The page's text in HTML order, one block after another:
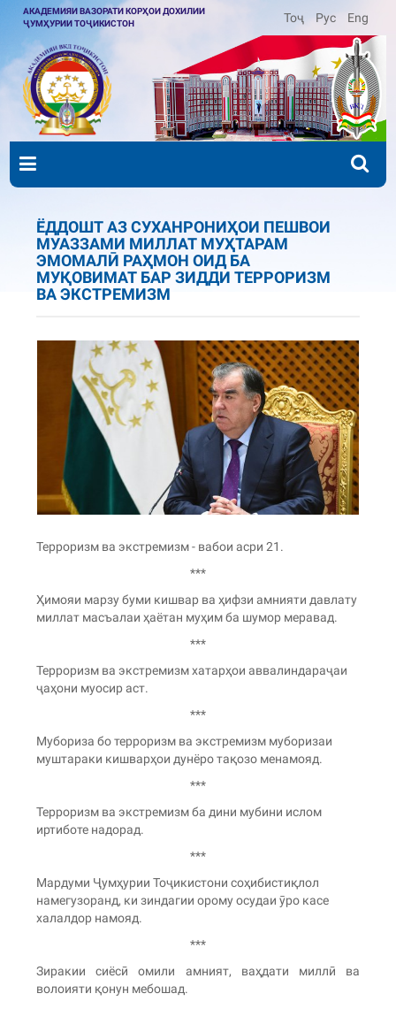
АКАДЕМИЯИ ВАЗОРАТИ КОРҲОИ ДОХИЛИИ
ҶУМҲУРИИ ТОҶИКИСТОН
Тоҷ Рус Eng
ЁДДОШТ АЗ СУХАНРОНИҲОИ ПЕШВОИ
МУАЗЗАМИ МИЛЛАТ МУҲТАРАМ
ЭМОМАЛӢ РАҲМОН ОИД БА
МУҚОВИМАТ БАР ЗИДДИ ТЕРРОРИЗМ
ВА ЭКСТРЕМИЗМ
Терроризм ва экстремизм - вабои асри 21.
***
Ҳимояи марзу буми кишвар ва ҳифзи амнияти давлату
миллат масъалаи ҳаётан муҳим ба шумор меравад.
***
Терроризм ва экстремизм хатарҳои аввалиндараҷаи
ҷаҳони муосир аст.
***
Мубориза бо терроризм ва экстремизм муборизаи
муштараки кишварҳои дунёро тақозо менамояд.
***
Терроризм ва экстремизм ба дини мубини ислом
иртиботе надорад.
***
Мардуми Ҷумҳурии Тоҷикистони соҳибистиқлол
намегузоранд, ки зиндагии орому осудаи ӯро касе
халалдор намояд.
***
Зиракии сиёсӣ омили амният, ваҳдати миллӣ ва
волоияти қонун мебошад.